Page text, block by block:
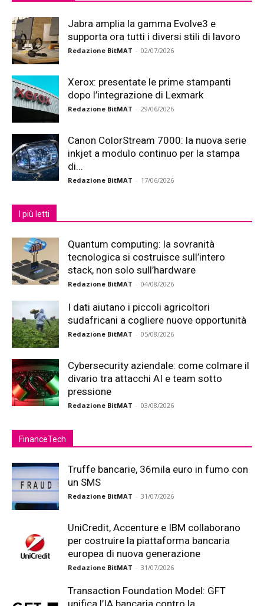
Jabra amplia la gamma Evolve3 e
supporta ora tutti i diversi stili di lavoro
Redazione BitMAT - 02/07/2026
Xerox: presentate le prime stampanti
dopo l’integrazione di Lexmark
Redazione BitMAT - 29/06/2026
Canon ColorStream 7000: la nuova serie
inkjet a modulo continuo per la stampa
di...
Redazione BitMAT - 17/06/2026
I più letti
Quantum computing: la sovranità
tecnologica si costruisce sull’intero
stack, non solo sull’hardware
Redazione BitMAT - 04/08/2026
I dati aiutano i piccoli agricoltori
sudafricani a cogliere nuove opportunità
Redazione BitMAT - 05/08/2026
Cybersecurity aziendale: come colmare il
divario tra attacchi AI e team sotto
pressione
Redazione BitMAT - 03/08/2026
FinanceTech
Truffe bancarie, 36mila euro in fumo con
un SMS
Redazione BitMAT - 31/07/2026
UniCredit, Accenture e IBM collaborano
per costruire la piattaforma bancaria
europea di nuova generazione
Redazione BitMAT - 31/07/2026
Transaction Foundation Model: GFT
unifica l’IA bancaria contro la